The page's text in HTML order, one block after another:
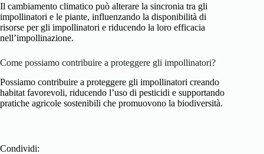
Il cambiamento climatico può alterare la sincronia tra gli
impollinatori e le piante, influenzando la disponibilità di
risorse per gli impollinatori e riducendo la loro efficacia
nell’impollinazione.
Come possiamo contribuire a proteggere gli impollinatori?
Possiamo contribuire a proteggere gli impollinatori creando
habitat favorevoli, riducendo l’uso di pesticidi e supportando
pratiche agricole sostenibili che promuovono la biodiversità.
Condividi: